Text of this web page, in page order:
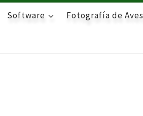
Software Fotografía de